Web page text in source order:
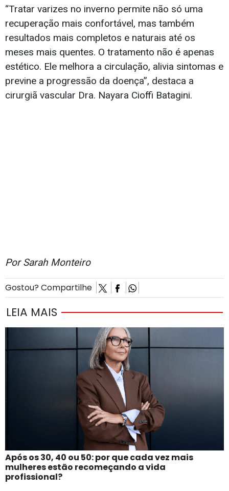
“Tratar varizes no inverno permite não só uma
recuperação mais confortável, mas também
resultados mais completos e naturais até os
meses mais quentes. O tratamento não é apenas
estético. Ele melhora a circulação, alivia sintomas e
previne a progressão da doença”, destaca a
cirurgiã vascular Dra. Nayara Cioffi Batagini.
Por Sarah Monteiro
Gostou? Compartilhe
LEIA MAIS
Após os 30, 40 ou 50: por que cada vez mais
mulheres estão recomeçando a vida
profissional?